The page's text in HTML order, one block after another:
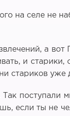
на селе не
а
и
стариков
поступали
если ты не